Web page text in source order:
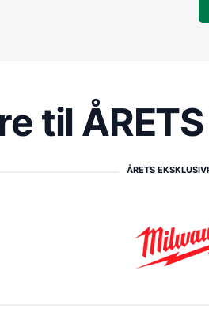
til
ÅRETS